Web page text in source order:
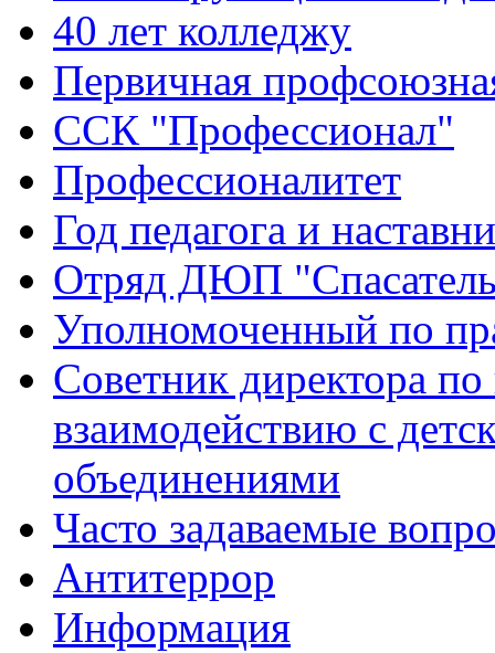
40 лет колледжу
Первичная
ССК "Профессионал"
Профессионалитет
Год педагога и
Отряд ДЮП
Уполномоченный по
Советник директора
взаимодействию с
объединениями
Часто задаваемые
Антитеррор
Информация